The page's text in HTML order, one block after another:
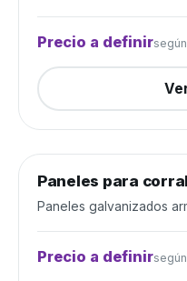
Precio a definir
Manejo de ganado
Paneles para
Paneles galvanizados
Precio a definir